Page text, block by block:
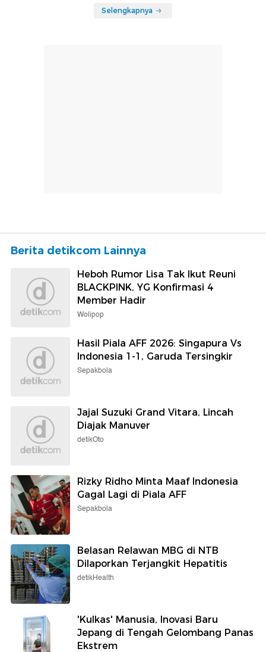
Selengkapnya
Berita detikcom Lainnya
Heboh Rumor Lisa Tak Ikut Reuni
BLACKPINK, YG Konfirmasi 4
Member Hadir
Wolipop
Hasil Piala AFF 2026: Singapura Vs
Indonesia 1-1, Garuda Tersingkir
Sepakbola
Jajal Suzuki Grand Vitara, Lincah
Diajak Manuver
detikOto
Rizky Ridho Minta Maaf Indonesia
Gagal Lagi di Piala AFF
Sepakbola
Belasan Relawan MBG di NTB
Dilaporkan Terjangkit Hepatitis
detikHealth
'Kulkas' Manusia, Inovasi Baru
Jepang di Tengah Gelombang Panas
Ekstrem